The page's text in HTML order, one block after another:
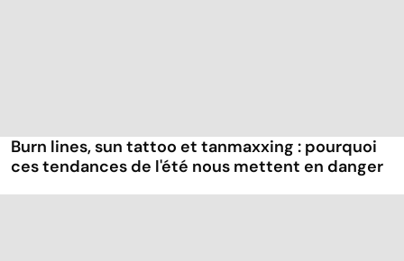
Burn lines, sun tattoo et tanmaxxing : pourquoi
ces tendances de l'été nous mettent en danger